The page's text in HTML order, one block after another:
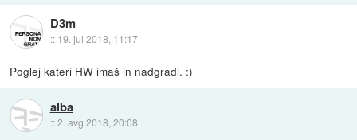
D3m
:: 19. jul 2018, 11:17
Poglej kateri HW imaš in nadgradi. :)
alba
::2. avg 2018, 20:08